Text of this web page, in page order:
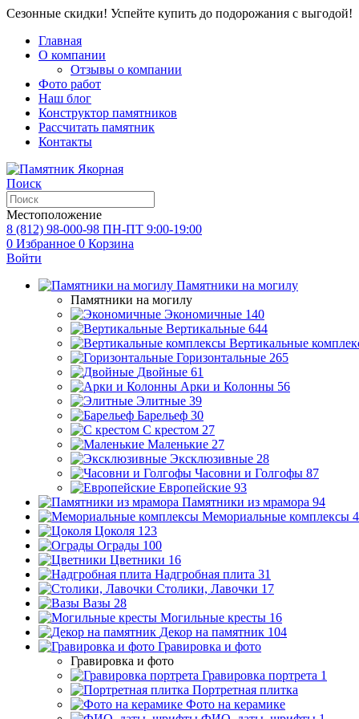
Сезонные скидки! Успейте купить до подорожания с выгодой!
Главная
О компании
Отзывы о компании
Фото работ
Наш блог
Конструктор памятников
Рассчитать памятник
Контакты
Поиск
Местоположение
8 (812) 98-000-98 ПН-ПТ 9:00-19:00
0 Избранное 0 Корзина
Войти
Памятники на могилу
Памятники на могилу
Экономичные 140
Вертикальные 644
Вертикальные
Горизонтальные 265
Двойные 61
Арки и Колонны 56
Элитные 39
Барельеф 30
С крестом 27
Маленькие 27
Эксклюзивные 28
Часовни и Голгофы 87
Европейские 93
Памятники из мрамора 94
Мемориальные комплексы
Цоколя 123
Ограды 100
Цветники 16
Надгробная плита 31
Столики, Лавочки 17
Вазы 28
Могильные кресты 16
Декор на памятник 104
Гравировка и фото
Гравировка и фото
Гравировка портрета 1
Портретная плитка
Фото на керамике